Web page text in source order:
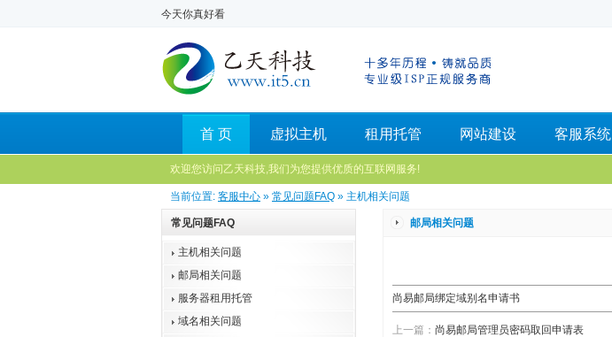
今天你真好看
首 页 虚拟主机 租用托管 网站建设 客服系统
欢迎您访问乙天科技,我们为您提供优质的互联网服务!
当前位置: 客服中心 » 常见问题FAQ » 主机相关问题
常见问题FAQ
主机相关问题
邮局相关问题
服务器租用托管
域名相关问题
邮局相关问题
尚易邮局绑定域别名申请书
上一篇： 尚易邮局管理员密码取回申请表